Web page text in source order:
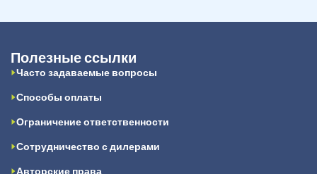
Полезные ссылки
Часто задаваемые вопросы
Способы оплаты
Ограничение ответственности
Сотрудничество с дилерами
Авторские права